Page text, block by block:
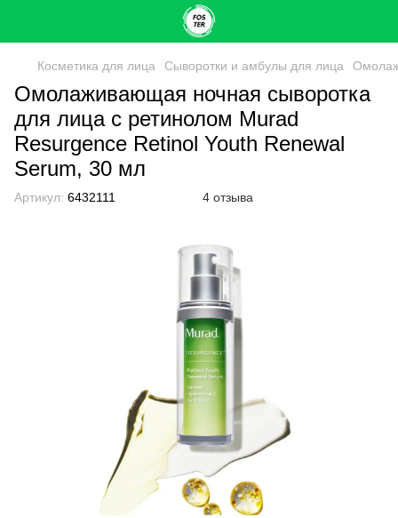
Косметика для лица Сыворотки и амбулы для лица
Омолаживающая ночная сыворотка
для лица с ретинолом Murad
Resurgence Retinol Youth Renewal
Serum, 30 мл
Артикул: 6432111 4 отзыва